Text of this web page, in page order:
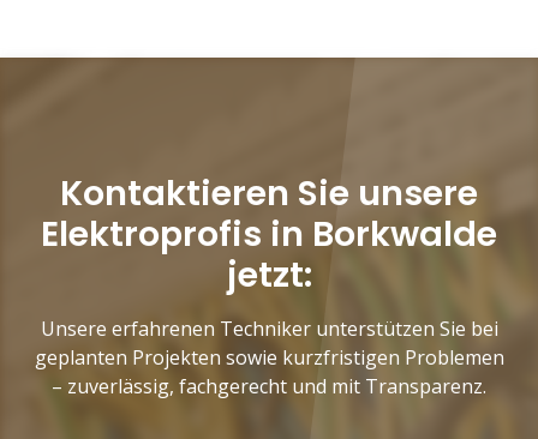
Kontaktieren Sie unsere
Elektroprofis in Borkwalde
jetzt:
Unsere erfahrenen Techniker unterstützen Sie bei
geplanten Projekten sowie kurzfristigen Problemen
– zuverlässig, fachgerecht und mit Transparenz.